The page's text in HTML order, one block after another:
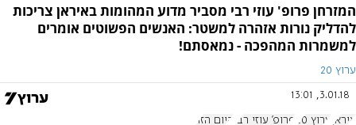
המזרחן פרופ' עוזי רבי מסביר מדוע המהומות באיראן צריכות
להדליק נורות אזהרה למשטר: האנשים הפשוטים אומרים
למשמרות המהפכה - נמאסתם!
ערוץ 20
3.01.18, 13:01
איראן ערוץ 20 פרופ' עוזי רבי היום הזה